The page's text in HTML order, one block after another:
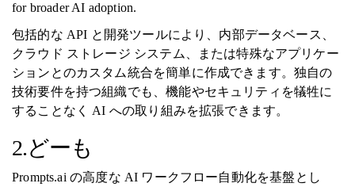
for broader AI adoption.
包括的な API と開発ツールにより、内部データベース、
クラウド ストレージ システム、または特殊なアプリケー
ションとのカスタム統合を簡単に作成できます。独自の
技術要件を持つ組織でも、機能やセキュリティを犠牲に
することなく AI への取り組みを拡張できます。
2.どーも
Prompts.ai の高度な AI ワークフロー自動化を基盤とし